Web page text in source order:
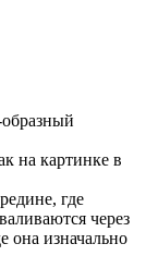
на картинке в
где
через
она изначально